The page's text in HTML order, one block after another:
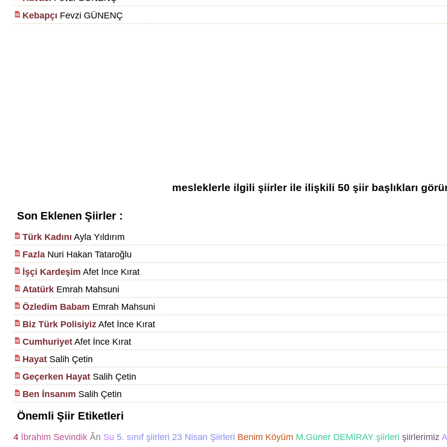
Kebapçı Fevzi GÜNENÇ
mesleklerle ilgili şiirlerile ilişkili 50 şiir başlıkları
Son Eklenen Şiirler :
Türk Kadını Ayla Yıldırım
FazlaNuri Hakan Tataroğlu
İşçi Kardeşim Afet İnce Kırat
AtatürkEmrah Mahsuni
Özledim Babam Emrah Mahsuni
Biz Türk PolisiyizAfet İnce Kırat
CumhuriyetAfet İnce Kırat
HayatSalih Çetin
Geçerken HayatSalih Çetin
Ben İnsanım Salih Çetin
Önemli Şiir Etiketleri
4 İbrahim Sevindik Ân Su 5. sınıf şiirleri 23 Nisan Şiirleri Benim Köyüm M.Güner DEMİRAY şiirleri şiirlerimiz